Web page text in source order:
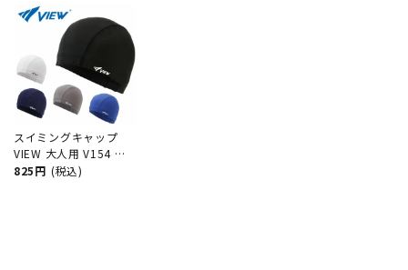
スイミングキャップ
VIEW 大人用 V154 ス
イミング 競泳 プール
825円 (税込)